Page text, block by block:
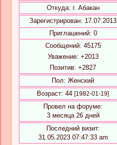
Откуда: г. Абакан
Зарегистрирован: 17.07.2013
Приглашений: 0
Сообщений: 45175
Уважение: +2013
Позитив: +2827
Пол: Женский
Возраст: 44 [1982-01-19]
Провел на форуме:
3 месяца 26 дней
Последний визит:
31.05.2023 07:47:33 am